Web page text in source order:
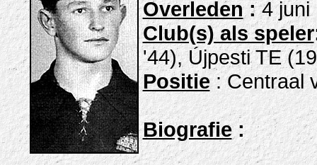
Overleden:4 juni
Club(s) als speler
'44), Újpesti TE
Positie : Centraal
Biografie: